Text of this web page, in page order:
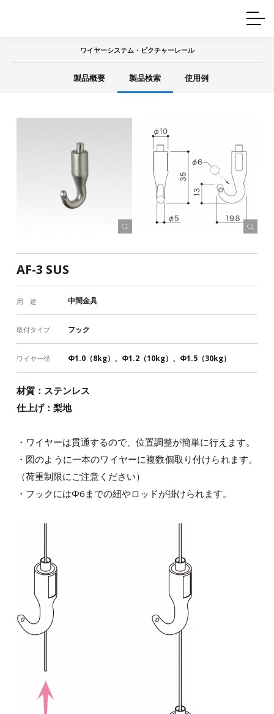
ついて
産業用ワイヤー
技術
サポート
製品の安全と品質について
図面ダウンロード
ワイヤーシステム・ピクチャーレール
製品概要 製品検索 使用例
AF-3 SUS
用 途 中間金具
取付タイプ フック
ワイヤー径 Φ1.0（8kg）、Φ1.2（10kg）、Φ1.5（30kg）
材質：ステンレス
仕上げ：梨地
・ワイヤーは貫通するので、位置調整が簡単に行えます。
・図のように一本のワイヤーに複数個取り付けられます。
（荷重制限にご注意ください）
・フックにはΦ6までの紐やロッドが掛けられます。